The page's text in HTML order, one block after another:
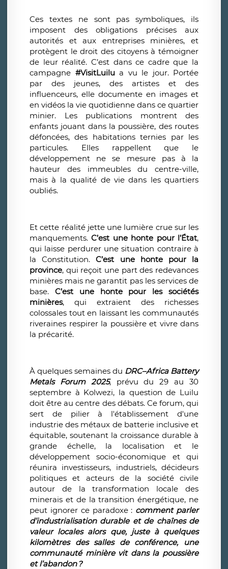
Ces textes ne sont pas symboliques, ils
imposent des obligations précises aux
autorités et aux entreprises minières, et
protègent le droit des citoyens à témoigner
de leur réalité. C’est dans ce cadre que la
campagne #VisitLuilua vu le jour. Portée
par des jeunes, des artistes et des
influenceurs, elle documente en images et
en vidéos la vie quotidienne dans ce quartier
minier. Les publications montrent des
enfants jouant dans la poussière, des routes
défoncées, des habitations ternies par les
particules. Elles rappellent que le
développement ne se mesure pas à la
hauteur des immeubles du centre-ville,
mais à la qualité de vie dans les quartiers
oubliés.
Et cette réalité jette une lumière crue sur les
manquements.C’est une honte pour l’État,
qui laisse perdurer une situation contraire à
la Constitution.C’est une honte pour la
province, qui reçoit une part des redevances
minières mais ne garantit pas les services de
base. C’est une honte pour les sociétés
minières, qui extraient des richesses
colossales tout en laissant les communautés
riveraines respirer la poussière et vivre dans
la précarité.
À quelques semaines du DRC–Africa Battery
Metals Forum 2025, prévu du 29 au 30
septembre à Kolwezi, la question de Luilu
doit être au centre des débats. Ce forum, qui
sert de pilier à l'établissement d'une
industrie des métaux de batterie inclusive et
équitable, soutenant la croissance durable à
grande échelle, la localisation et le
développement socio-économique et qui
réunira investisseurs, industriels, décideurs
politiques et acteurs de la société civile
autour de la transformation locale des
minerais et de la transition énergétique, ne
peut ignorer ce paradoxe : comment parler
d’industrialisation durable et de chaînes de
valeur locales alors que, juste à quelques
kilomètres des salles de conférence, une
communauté minière vit dans la poussière
et l’abandon ?